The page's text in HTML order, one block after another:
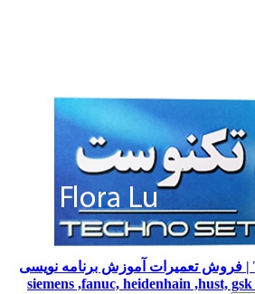
تکنوست TECHNOSET | فروش تعمیرات آموزش برنامه نویسی